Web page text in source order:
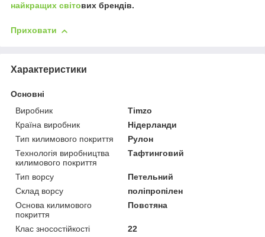
найкращих світових брендів.
Приховати
Характеристики
Основні
Виробник
Timzo
Країна виробник
Нідерланди
Тип килимового покриття
Рулон
Технологія виробництва
килимового покриття
Тафтинговий
Тип ворсу
Петельний
Склад ворсу
поліпропілен
Основа килимового
покриття
Повстяна
Клас зносостійкості
22